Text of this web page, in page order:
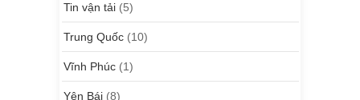
Tin vận tải (5)
Trung Quốc (10)
Vĩnh Phúc (1)
Yên Bái (8)